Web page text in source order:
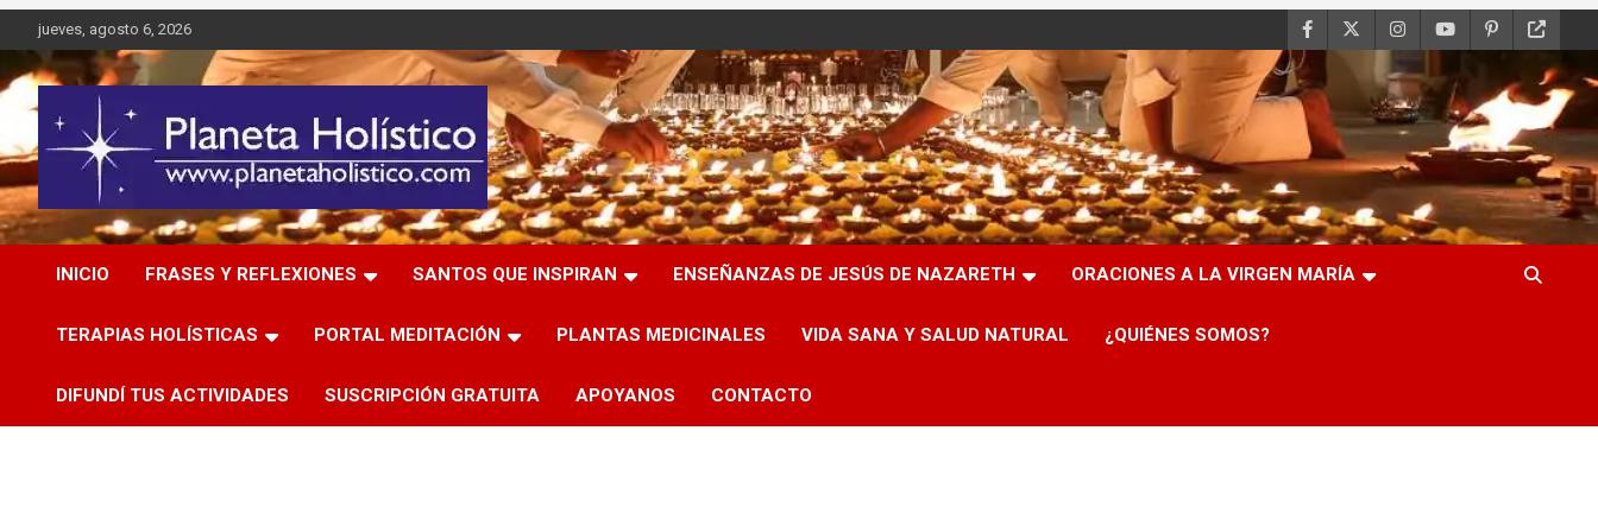
Saltar
al
contenido
jueves, agosto 6, 2026
Planeta Holístico
Difusión de espiritualidad, terapias alternativas holísticas,
cursos, talleres y seminarios
INICIO
FRASES Y REFLEXIONES SANTOS QUE INSPIRAN ENSEÑANZAS DE JESÚS DE NAZARETH ORACIONES A LA VIRGEN MARÍA
TERAPIAS HOLÍSTICAS PORTAL MEDITACIÓN PLANTAS MEDICINALES VIDA SANA Y SALUD NATURAL ¿QUIÉNES SOMOS?
DIFUNDÍ TUS ACTIVIDADES SUSCRIPCIÓN GRATUITA APOYANOS CONTACTO